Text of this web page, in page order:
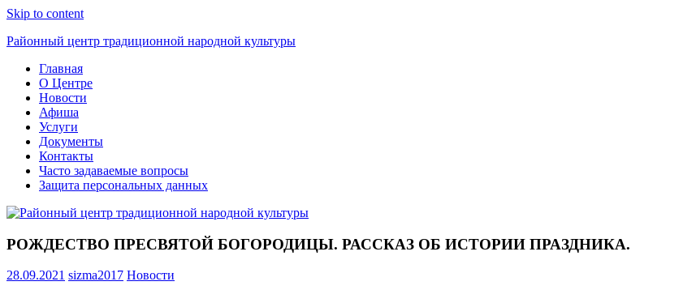
Skip to content
Районный центр традиционной народной культуры
Главная
О Центре
Новости
Афиша
Услуги
Документы
Контакты
Часто задаваемые вопросы
Защита персональных данных
РОЖДЕСТВО ПРЕСВЯТОЙ БОГОРОДИЦЫ. РАССКАЗ ОБ ИСТОРИИ ПРАЗДНИКА.
28.09.2021 sizma2017 Новости